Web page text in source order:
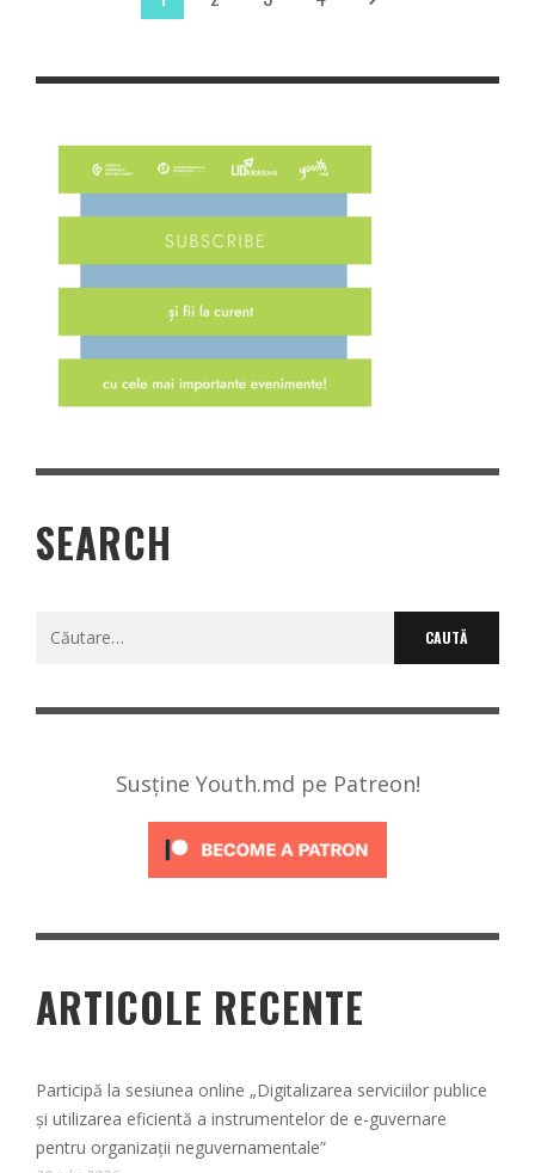
SEARCH
Caută
Susține Youth.md pe Patreon!
ARTICOLE RECENTE
Participă la sesiunea online „Digitalizarea serviciilor publice
și utilizarea eficientă a instrumentelor de e-guvernare
pentru organizații neguvernamentale”